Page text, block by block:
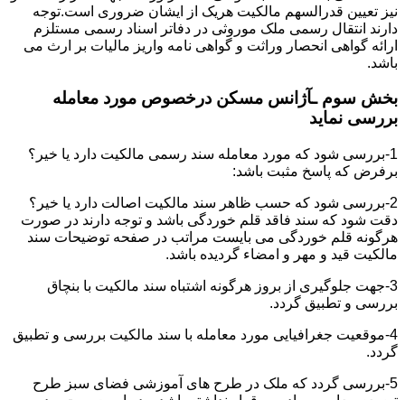
نیز تعیین قدرالسهم مالکیت هریک از ایشان ضروری است.توجه
دارند انتقال رسمی ملک موروثی در دفاتر اسناد رسمی مستلزم
ارائه گواهی انحصار وراثت و گواهی نامه واریز مالیات بر ارث می
باشد.
بخش سوم ـآژانس مسکن درخصوص مورد معامله
بررسی نماید
1-بررسی شود که مورد معامله سند رسمی مالکیت دارد یا خیر؟
برفرض که پاسخ مثبت باشد:
2-بررسی شود که حسب ظاهر سند مالکیت اصالت دارد یا خیر؟
دقت شود که سند فاقد قلم خوردگی باشد و توجه دارند در صورت
هرگونه قلم خوردگی می بایست مراتب در صفحه توضیحات سند
مالکیت قید و مهر و امضاء گردیده باشد.
3-جهت جلوگیری از بروز هرگونه اشتباه سند مالکیت با بنچاق
بررسی و تطبیق گردد.
4-موقعیت جغرافیایی مورد معامله با سند مالکیت بررسی و تطبیق
گردد.
5-بررسی گردد که ملک در طرح های آموزشی فضای سبز طرح